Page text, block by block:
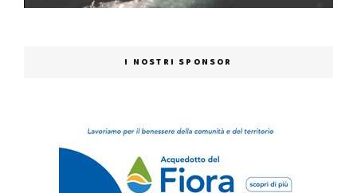
I NOSTRI SPONSOR